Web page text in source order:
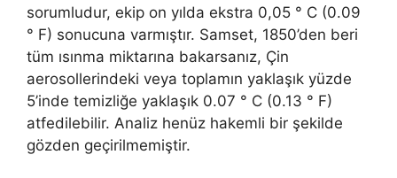
sorumludur, ekip on yılda ekstra 0,05 ° C (0.09
° F) sonucuna varmıştır. Samset, 1850’den beri
tüm ısınma miktarına bakarsanız, Çin
aerosollerindeki veya toplamın yaklaşık yüzde
5’inde temizliğe yaklaşık 0.07 ° C (0.13 ° F)
atfedilebilir. Analiz henüz hakemli bir şekilde
gözden geçirilmemiştir.